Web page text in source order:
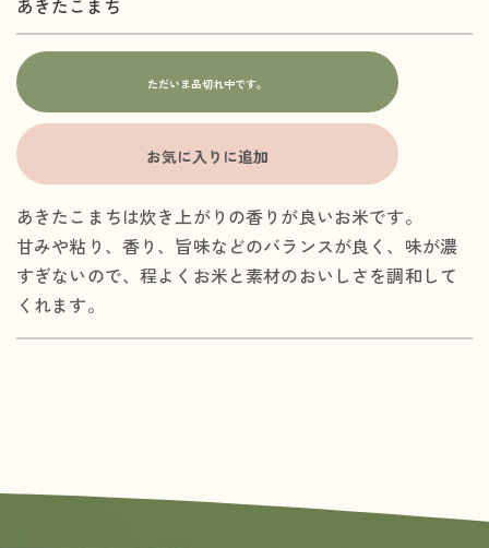
あきたこまち
ただいま品切れ中です。
お気に入りに追加
あきたこまちは炊き上がりの香りが良いお米です。
甘みや粘り、香り、旨味などのバランスが良く、味が濃
すぎないので、程よくお米と素材のおいしさを調和して
くれます。